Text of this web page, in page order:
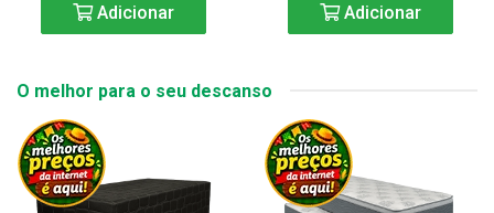
Adicionar Adicionar
O melhor para o seu descanso